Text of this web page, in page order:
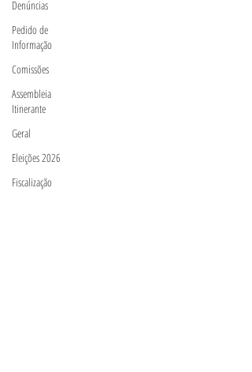
Denúncias
Pedido de
Informação
Comissões
Assembleia
Itinerante
Geral
Eleições 2026
Fiscalização